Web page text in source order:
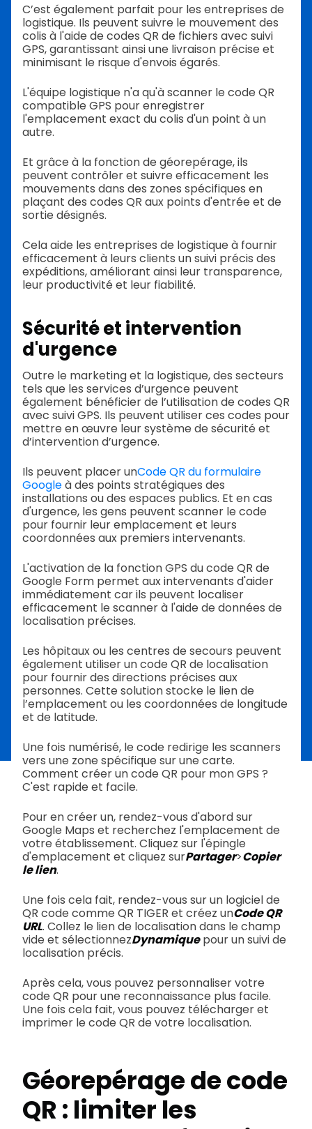
C’est également parfait pour les entreprises de
logistique. Ils peuvent suivre le mouvement des
colis à l'aide de codes QR de fichiers avec suivi
GPS, garantissant ainsi une livraison précise et
minimisant le risque d'envois égarés.
L'équipe logistique n'a qu'à scanner le code QR
compatible GPS pour enregistrer
l'emplacement exact du colis d'un point à un
autre.
Et grâce à la fonction de géorepérage, ils
peuvent contrôler et suivre efficacement les
mouvements dans des zones spécifiques en
plaçant des codes QR aux points d'entrée et de
sortie désignés.
Cela aide les entreprises de logistique à fournir
efficacement à leurs clients un suivi précis des
expéditions, améliorant ainsi leur transparence,
leur productivité et leur fiabilité.
Sécurité et intervention
d'urgence
Outre le marketing et la logistique, des secteurs
tels que les services d’urgence peuvent
également bénéficier de l’utilisation de codes QR
avec suivi GPS. Ils peuvent utiliser ces codes pour
mettre en œuvre leur système de sécurité et
d’intervention d’urgence.
Ils peuvent placer unCode QR du formulaire
Googleà des points stratégiques des
installations ou des espaces publics. Et en cas
d'urgence, les gens peuvent scanner le code
pour fournir leur emplacement et leurs
coordonnées aux premiers intervenants.
L'activation de la fonction GPS du code QR de
Google Form permet aux intervenants d'aider
immédiatement car ils peuvent localiser
efficacement le scanner à l'aide de données de
localisation précises.
Les hôpitaux ou les centres de secours peuvent
également utiliser un code QR de localisation
pour fournir des directions précises aux
personnes. Cette solution stocke le lien de
l’emplacement ou les coordonnées de longitude
et de latitude.
Une fois numérisé, le code redirige les scanners
vers une zone spécifique sur une carte.
Comment créer un code QR pour mon GPS ?
C'est rapide et facile.
Pour en créer un, rendez-vous d'abord sur
Google Maps et recherchez l'emplacement de
votre établissement. Cliquez sur l'épingle
d'emplacement et cliquez surPartager>Copier
le lien.
Une fois cela fait, rendez-vous sur un logiciel de
QR code comme QR TIGER et créez unCode QR
URL. Collez le lien de localisation dans le champ
vide et sélectionnezDynamiquepour un suivi de
localisation précis.
Après cela, vous pouvez personnaliser votre
code QR pour une reconnaissance plus facile.
Une fois cela fait, vous pouvez télécharger et
imprimer le code QR de votre localisation.
Géorepérage de code
QR : limiter les